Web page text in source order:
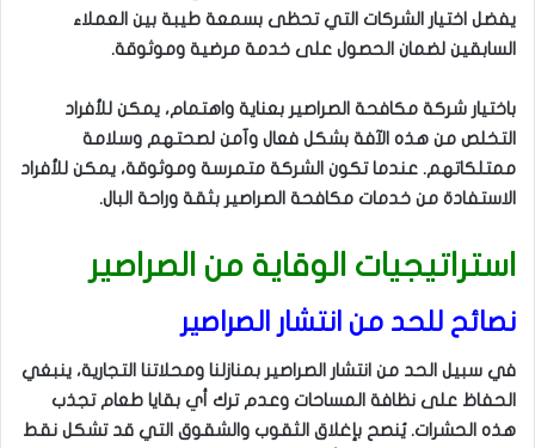
يفضل اختيار الشركات التي تحظى بسمعة طيبة بين العملاء
السابقين لضمان الحصول على خدمة مرضية وموثوقة.
باختيار شركة مكافحة الصراصير بعناية واهتمام، يمكن للأفراد
التخلص من هذه الآفة بشكل فعال وآمن لصحتهم وسلامة
ممتلكاتهم. عندما تكون الشركة متمرسة وموثوقة، يمكن للأفراد
الاستفادة من خدمات مكافحة الصراصير بثقة وراحة البال.
استراتيجيات الوقاية من الصراصير
نصائح للحد من انتشار الصراصير
في سبيل الحد من انتشار الصراصير بمنازلنا ومحلاتنا التجارية، ينبغي
الحفاظ على نظافة المساحات وعدم ترك أي بقايا طعام تجذب
هذه الحشرات. يُنصح بإغلاق الثقوب والشقوق التي قد تشكل نقط